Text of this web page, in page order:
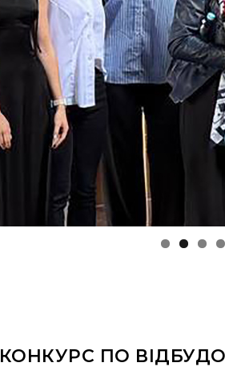
КОНКУРС ПО